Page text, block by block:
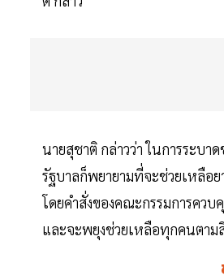
นายสุชาติ กล่าวว่า ในการระบา
รัฐบาลก็พยายามที่จะช่วยเหลือ
โดยคำสั่งของคณะกรรมการควบ
และจะพยุงช่วยเหลือทุกคนตา